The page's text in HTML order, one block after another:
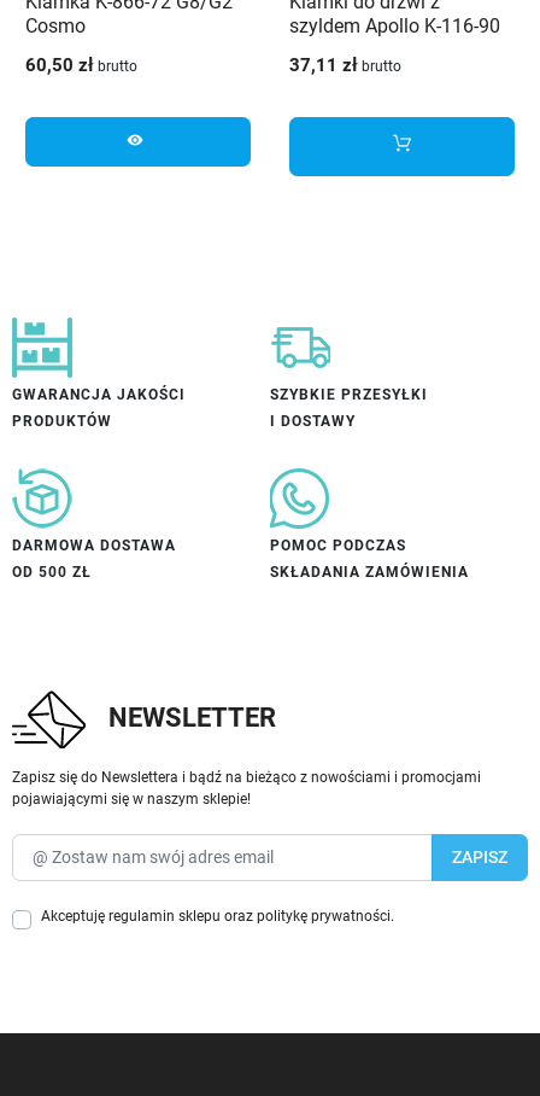
Cosmo
60,50 zł brutto
visibility
szyldem Apollo K-116-90
37,11 zł brutto
GWARANCJA JAKOŚCI
PRODUKTÓW
SZYBKIE PRZESYŁKI
I DOSTAWY
DARMOWA DOSTAWA
OD 500 ZŁ
POMOC PODCZAS
SKŁADANIA ZAMÓWIENIA
NEWSLETTER
Zapisz się do Newslettera i bądź na bieżąco z nowościami i promocjami
pojawiającymi się w naszym sklepie!
Akceptuję regulamin sklepu oraz politykę prywatności.